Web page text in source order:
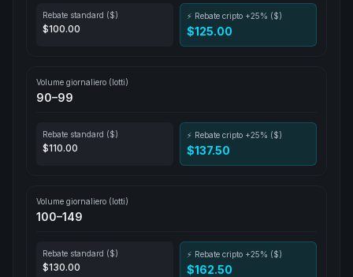
Rebate standard ($)
$100.00
⚡ Rebate cripto +25% ($)
$125.00
Volume giornaliero (lotti)
90–99
Rebate standard ($)
$110.00
⚡ Rebate cripto +25% ($)
$137.50
Volume giornaliero (lotti)
100–149
Rebate standard ($)
$130.00
⚡ Rebate cripto +25% ($)
$162.50